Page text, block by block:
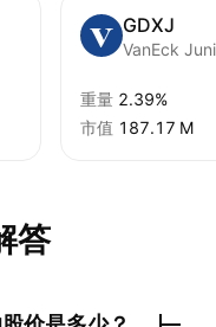
GDXJ
VanEck
重量 2.39%
市值 ‪187.17 M‬
答